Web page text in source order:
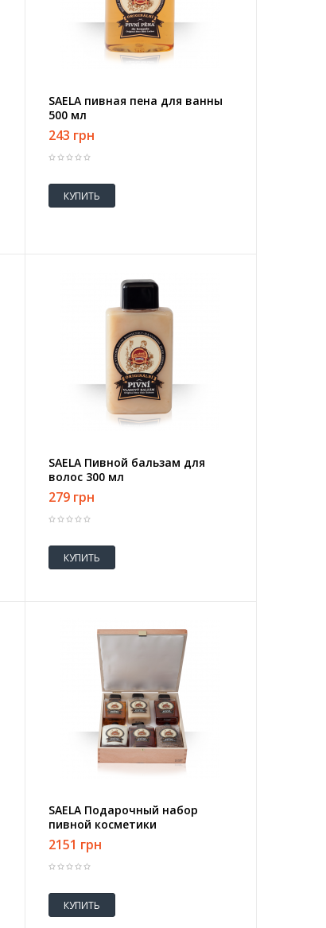
SAELA пивная пена для ванны
500 мл
243 грн
КУПИТЬ
SAELA Пивной бальзам для
волос 300 мл
279 грн
КУПИТЬ
SAELA Подарочный набор
пивной косметики
2151 грн
КУПИТЬ